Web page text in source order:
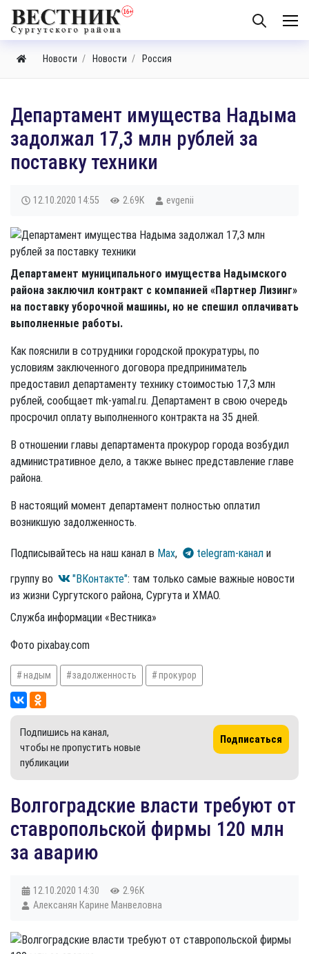
Новости Новости Россия
Департамент имущества Надыма
задолжал 17,3 млн рублей за
поставку техники
12.10.2020 14:55 2.69K evgenii
Департамент муниципального имущества Надымского
района заключил контракт с компанией «Партнер Лизинг»
на поставку уборочной машины, но не спешил оплачивать
выполненные работы.
Как пояснили в сотрудники городской прокуратуры, по
условиям заключенного договора предприниматель
предоставил департаменту технику стоимостью 17,3 млн
рублей, сообщает mk-yamal.ru. Департамент в свою очередь
просрочил оплату выполненного контракта на 35 дней.
В отношении главы департамента прокурор города возбудил
административное дело, а также вынес представление главе
района.
В настоящий момент департамент полностью оплатил
возникшую задолженность.
Подписывайтесь на наш канал в Max, telegram-канал и
группу во
"ВКонтакте": там только самые важные новости
из жизни Сургутского района, Сургута и ХМАО.
Служба информации «Вестника»
Фото pixabay.com
надым задолженность прокурор
Подпишись на канал,
чтобы не пропустить новые
публикации
Подписаться
Волгоградские власти требуют от
ставропольской фирмы 120 млн
за аварию
12.10.2020 14:30
2.96K
Алексанян Карине Манвеловна